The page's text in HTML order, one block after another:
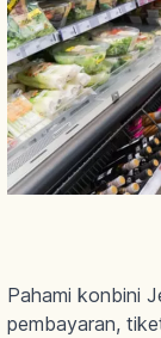
Pahami konbini
pembayaran,